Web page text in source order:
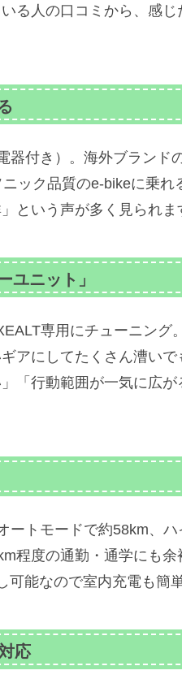
る人の口コミから、感じ
器付き）。海外ブランド
ック品質のe-bikeに乗れ
という声が多く見られま
ユニット」
専用にチューニング
アにしてたくさん漕いで
「行動範囲が一気に広
ートモードで約58km、
程度の通勤・通学にも
能なので室内充電も簡単
応